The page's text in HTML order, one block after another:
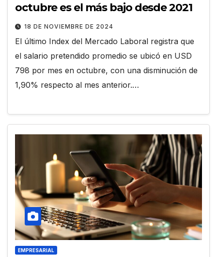
octubre es el más bajo desde 2021
18 DE NOVIEMBRE DE 2024
El último Index del Mercado Laboral registra que
el salario pretendido promedio se ubicó en USD
798 por mes en octubre, con una disminución de
1,90% respecto al mes anterior.…
EMPRESARIAL